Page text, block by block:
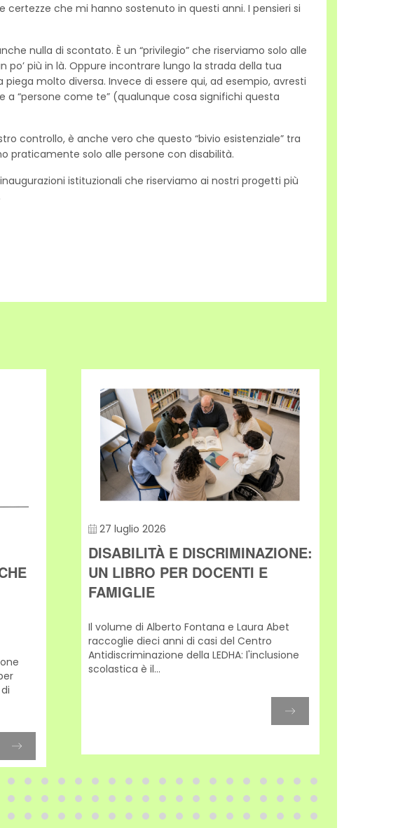
che mi hanno sostenuto in questi anni. I pensieri si
nulla di scontato. È un “privilegio” che riserviamo solo alle
po’ più in là. Oppure incontrare lungo la strada della tua
molto diversa. Invece di essere qui, ad esempio, avresti
“persone come te” (qualunque cosa significhi questa
controllo, è anche vero che questo “bivio esistenziale” tra
praticamente solo alle persone con disabilità.
istituzionali che riserviamo ai nostri progetti più
27 luglio 2026
DISABILITÀ E DISCRIMINAZIONE:
UN LIBRO PER DOCENTI E
FAMIGLIE
Il volume di Alberto Fontana e Laura Abet
raccoglie dieci anni di casi del Centro
Antidiscriminazione della LEDHA: l'inclusione
scolastica è il...